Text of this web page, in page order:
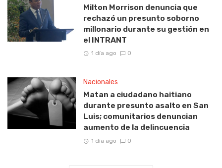
Milton Morrison denuncia que
rechazó un presunto soborno
millonario durante su gestión en
el INTRANT
1 día ago 0
Nacionales
Matan a ciudadano haitiano
durante presunto asalto en San
Luis; comunitarios denuncian
aumento de la delincuencia
1 día ago 0